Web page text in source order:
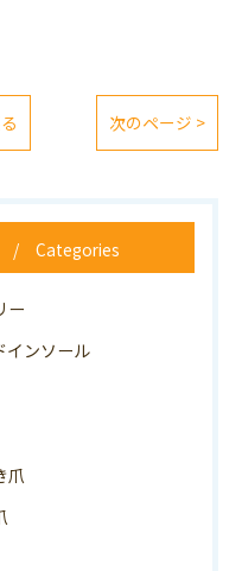
次のページ >
Categories
ー
インソール
爪